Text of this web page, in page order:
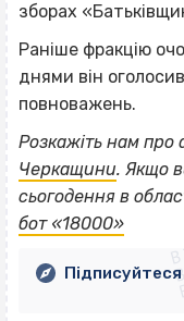
зборах
Раніше фракцію
днями він
повноважень.
Розкажіть нам про
Черкащини. Якщо
сьогодення в
бот «18000»